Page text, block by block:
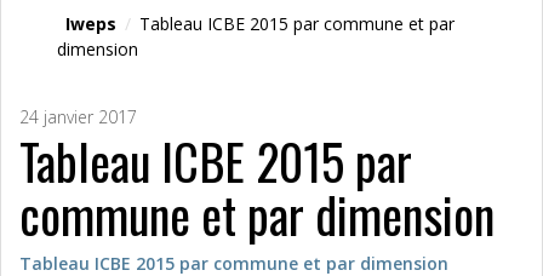
Iweps / Tableau ICBE 2015 par commune et par
dimension
24 janvier 2017
Tableau ICBE 2015 par
commune et par dimension
Tableau ICBE 2015 par commune et par dimension